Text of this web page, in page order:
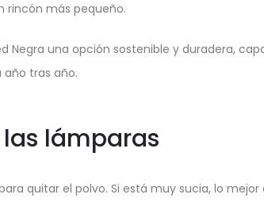
rincón más pequeño.
Negra una opción sostenible y duradera,
tras año.
lámparas
quitar el polvo. Si está muy sucia, lo mejor